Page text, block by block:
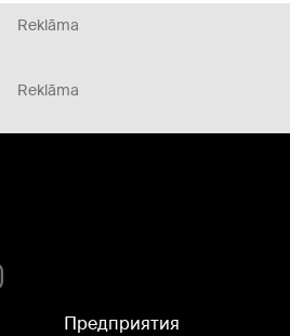
Reklāma
Reklāma
Предприятия